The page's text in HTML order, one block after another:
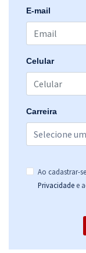
E-mail
Celular
Carreira
Ao cadastrar-
Privacidade e